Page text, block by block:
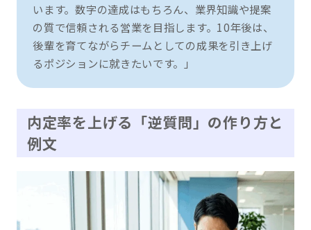
います。数字の達成はもちろん、業界知識や提案
の質で信頼される営業を目指します。10年後は、
後輩を育てながらチームとしての成果を引き上げ
るポジションに就きたいです。」
内定率を上げる「逆質問」の作り方と
例文